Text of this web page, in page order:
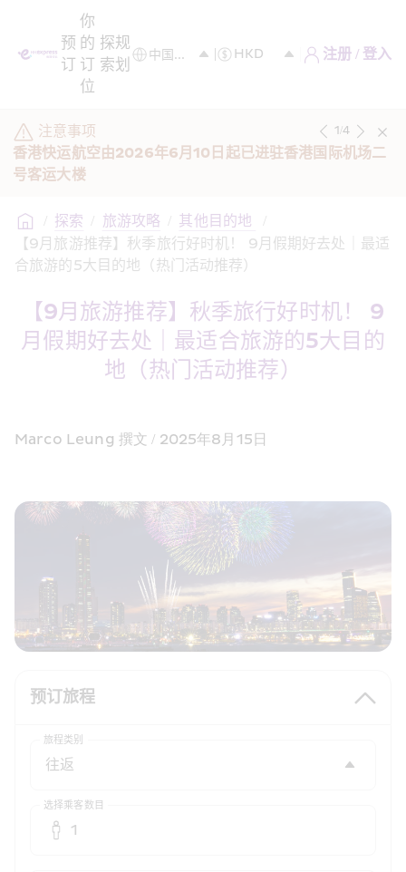
预
订
你
的
订
位
探
索
规
划
注册 / 登入
注意事项
香港快运航空由2026年6月10日起已进驻香港国际机场二
号客运大楼
1/4
/ 探索 / 旅游攻略 / 其他目的地
/
【9月旅游推荐】秋季旅行好时机！ 9月假期好去处｜最适
合旅游的5大目的地（热门活动推荐）
【9月旅游推荐】秋季旅行好时机！ 9
月假期好去处｜最适合旅游的5大目的
地（热门活动推荐）
Marco Leung 撰文 / 2025年8月15日
预订旅程
旅程类别
选择乘客数目
1